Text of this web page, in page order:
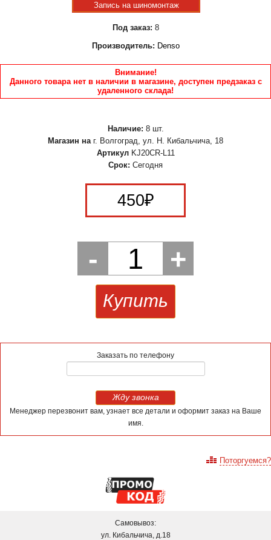
Запись на шиномонтаж
Под заказ: 8
Производитель: Denso
Внимание!
Данного товара нет в наличии в магазине, доступен предзаказ с
удаленного склада!
Наличие: 8 шт.
Магазин на г. Волгоград, ул. Н. Кибальчича, 18
Артикул KJ20CR-L11
Срок: Сегодня
450₽
- 1 +
Купить
Заказать по телефону
Жду звонка
Менеджер перезвонит вам, узнает все детали и оформит заказ на Ваше
имя.
Поторгуемся?
Самовывоз:
ул. Кибальчича, д.18